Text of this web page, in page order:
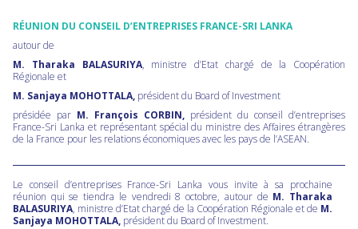
RÉUNION DU CONSEIL D’ENTREPRISES FRANCE-SRI LANKA
autour de
M. Tharaka BALASURIYA, ministre d’Etat chargé de la Coopération
Régionale et
M. Sanjaya MOHOTTALA, président du Board of Investment
présidée par M. François CORBIN, président du conseil d’entreprises
France-Sri Lanka et représentant spécial du ministre des Affaires étrangères
de la France pour les relations économiques avec les pays de l’ASEAN.
Le conseil d’entreprises France-Sri Lanka vous invite à sa prochaine
réunion qui se tiendra le vendredi 8 octobre, autour de M. Tharaka
BALASURIYA, ministre d’Etat chargé de la Coopération Régionale et de M.
Sanjaya MOHOTTALA, président du Board of Investment.